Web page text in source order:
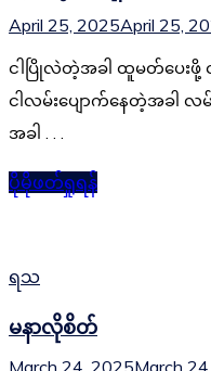
April 25, 2025April 25,
ငါပြိုလဲတဲ့အခါ ထူမတ်ပေးဖို့
ငါလမ်းပျောက်နေတဲ့အခါ လမ်
အခါ . . .
ပိုမိုဖတ်ရှုရန်
ရသ
မနာလိုစိတ်
March 24, 2025March